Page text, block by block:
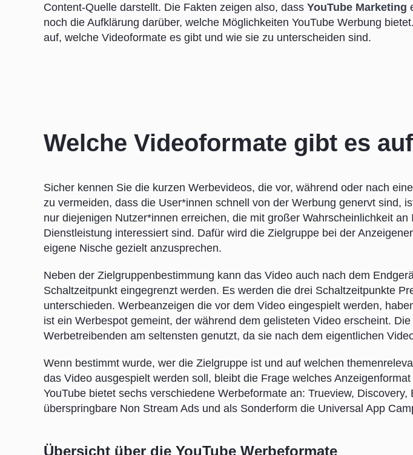
Content-Quelle darstellt. Die Fakten zeigen also, dass YouTube Marketing
noch die Aufklärung darüber, welche Möglichkeiten YouTube Werbung
auf, welche Videoformate es gibt und wie sie zu unterscheiden sind.
Welche Videoformate gibt es
Sicher kennen Sie die kurzen Werbevideos, die vor, während oder nach
zu vermeiden, dass die User*innen schnell von der Werbung genervt sind,
nur diejenigen Nutzer*innen erreichen, die mit großer Wahrscheinlichkeit
Dienstleistung interessiert sind. Dafür wird die Zielgruppe bei der
eigene Nische gezielt anzusprechen.
Neben der Zielgruppenbestimmung kann das Video auch nach dem
Schaltzeitpunkt eingegrenzt werden. Es werden die drei Schaltzeitpunkte
unterschieden. Werbeanzeigen die vor dem Video eingespielt werden,
ist ein Werbespot gemeint, der während dem gelisteten Video erscheint.
Werbetreibenden am seltensten genutzt, da sie nach dem eigentlichen
Wenn bestimmt wurde, wer die Zielgruppe ist und auf welchen
das Video ausgespielt werden soll, bleibt die Frage welches
YouTube bietet sechs verschiedene Werbeformate an: Trueview,
überspringbare Non Stream Ads und als Sonderform die Universal App
Übersicht über die YouTube Werbeformate